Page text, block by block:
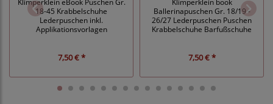
Klimperklein eBook Puschen Gr.
18-45 Krabbelschuhe
Lederpuschen inkl.
Applikationsvorlagen
7,50 € *
Ballerinapuschen Gr. 18/19 -
26/27 Lederpuschen Puschen
Krabbelschuhe Barfußschuhe
7,50 € *